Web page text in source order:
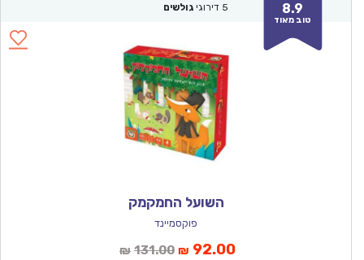
8.9
טוב מאוד
5 דירוגי גולשים
השועל החמקמק
פוקסמיינד
₪ 131.00המחיר
₪ 92.00המחיר